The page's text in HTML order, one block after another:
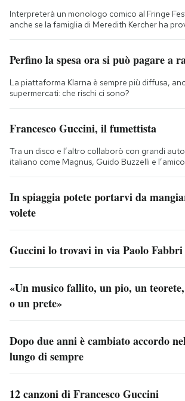
Interpreterà un monologo comico al Fringe
anche se la famiglia di Meredith Kercher ha
Perfino la spesa ora si può pagare a
La piattaforma Klarna è sempre più diffusa,
supermercati: che rischi ci sono?
Francesco Guccini, il fumettista
Tra un disco e l’altro collaborò con grandi
italiano come Magnus, Guido Buzzelli e
In spiaggia potete portarvi da
volete
Guccini lo trovavi in via Paolo Fabbri
«Un musico fallito, un pio, un
o un prete»
Dopo due anni è cambiato accordo
lungo di sempre
12 canzoni di Francesco Guccini